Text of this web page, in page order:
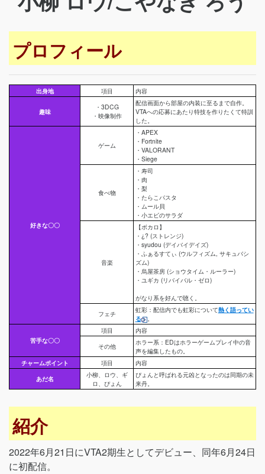
プロフィール
出身地 項目 内容
趣味
・3DCG
・映像制作
配信画面から部屋の内装に至るまで自作。
VTAへの応募にあたり特技を作りたくて特訓
した。
好きな〇〇
ゲーム
・APEX
・Fortnite
・VALORANT
・Siege
食べ物
・寿司
・肉
・梨
・たらこパスタ
・ムール貝
・小エビのサラダ
音楽
【ボカロ】
・¿? (ストレンジ)
・syudou (デイバイデイズ)
・ふぁるすてぃ (ウルフィズム, サキュバシ
ズム)
・烏屋茶房 (ショウタイム・ルーラー)
・ユギカ (リバイバル・ゼロ)
がなり系を好んで聴く。
フェチ
虹彩：配信内でも虹彩について熱く語ってい
る
。
苦手な〇〇
項目
内容
その他
ホラー系：EDはホラーゲームプレイ中の音
声を編集したもの。
チャームポイント
項目
内容
あだ名
小柳、ロウ、ギ
ロ、ぴょん
ぴょんと呼ばれる元凶となったのは同期の未
来丹。
紹介
2022年6月21日にVTA2期生としてデビュー、同年6月24日
に初配信。